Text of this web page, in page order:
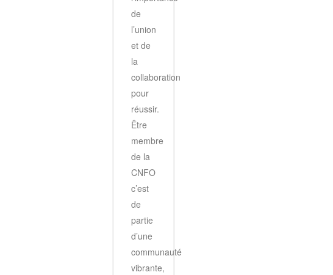
de
l’union
et de
la
collaboration
pour
réussir.
Être
membre
de la
CNFO
c’est
de
partie
d’une
communauté
vibrante,